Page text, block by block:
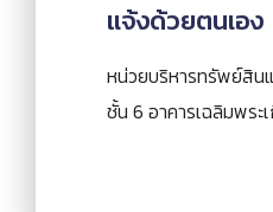
แจ้งด้วยตนเอง
หน่วยบริหารทรัพย์สิน
ชั้น 6 อาคารเฉลิมพระ